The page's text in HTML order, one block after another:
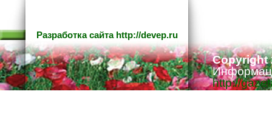
Разработка сайта http://devep.ru
Copyright
http://